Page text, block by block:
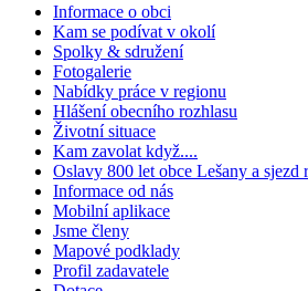
Informace o obci
Kam se podívat v okolí
Spolky & sdružení
Fotogalerie
Nabídky práce v regionu
Hlášení obecního rozhlasu
Životní situace
Kam zavolat když....
Oslavy 800 let obce Lešany a sjezd
Informace od nás
Mobilní aplikace
Jsme členy
Mapové podklady
Profil zadavatele